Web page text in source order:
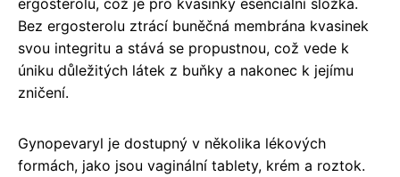
Bez ergosterolu ztrácí buněčná membrána kvasinek
svou integritu a stává se propustnou, což vede k
úniku důležitých látek z buňky a nakonec k jejímu
zničení.
Gynopevaryl je dostupný v několika lékových
formách, jako jsou vaginální tablety, krém a roztok.